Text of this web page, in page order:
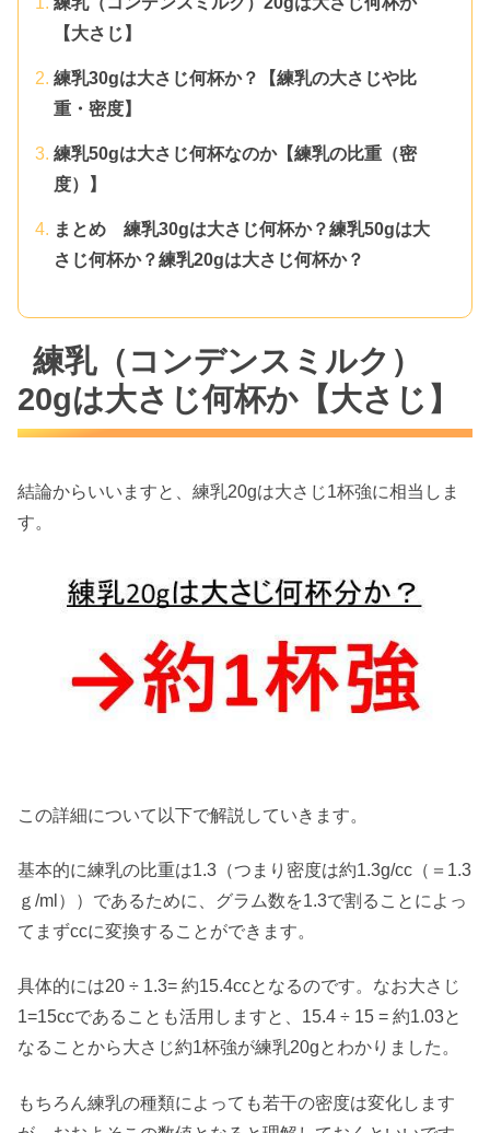
【大さじ】
練乳30gは大さじ何杯か？【練乳の大さじや比
重・密度】
練乳50gは大さじ何杯なのか【練乳の比重（密
度）】
まとめ 練乳30gは大さじ何杯か？練乳50gは大
さじ何杯か？練乳20gは大さじ何杯か？
練乳（コンデンスミルク）
20gは大さじ何杯か【大さじ】
結論からいいますと、練乳20gは大さじ1杯強に相当しま
す。
この詳細について以下で解説していきます。
基本的に練乳の比重は1.3（つまり密度は約1.3g/cc（＝1.3
ｇ/ml））であるために、グラム数を1.3で割ることによっ
てまずccに変換することができます。
具体的には20 ÷ 1.3= 約15.4ccとなるのです。なお大さじ
1=15ccであることも活用しますと、15.4 ÷ 15 = 約1.03と
なることから大さじ約1杯強が練乳20gとわかりました。
もちろん練乳の種類によっても若干の密度は変化します